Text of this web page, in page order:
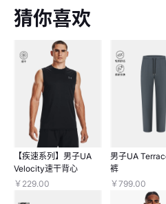
猜你喜欢
【疾速系列】男子UA
Velocity速干背心
￥229.00
男子UA
裤
￥799.00